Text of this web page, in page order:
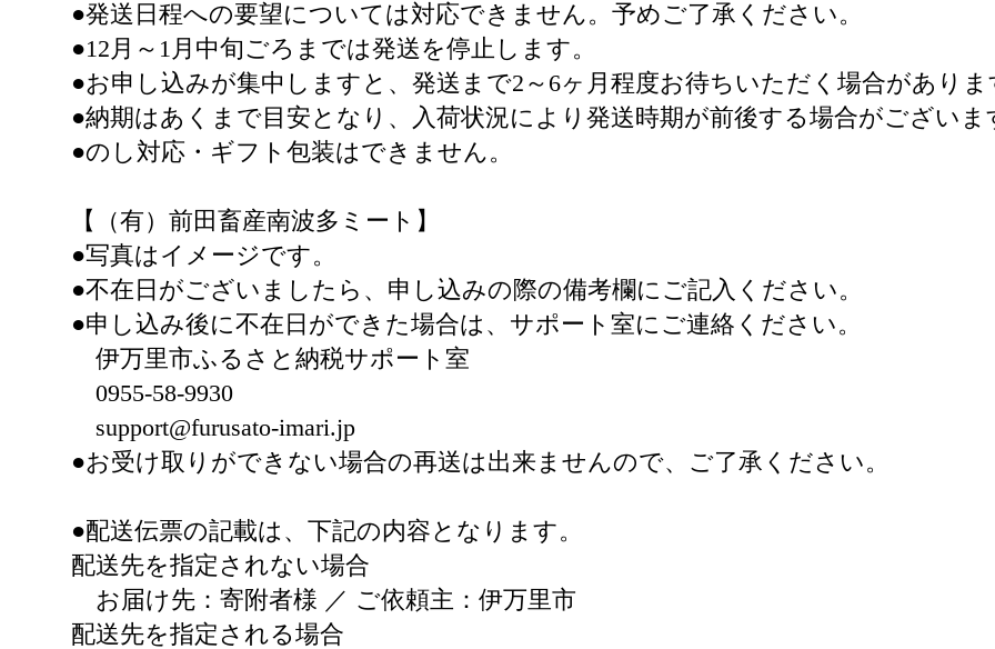
●発送日程への要望については対応できません。予めご了承ください。
●12月～1月中旬ごろまでは発送を停止します。
●お申し込みが集中しますと、発送まで2～6ヶ月程度お待ちいただく場合がありま
●納期はあくまで目安となり、入荷状況により発送時期が前後する場合がございま
●のし対応・ギフト包装はできません。
【（有）前田畜産南波多ミート】
●写真はイメージです。
●不在日がございましたら、申し込みの際の備考欄にご記入ください。
●申し込み後に不在日ができた場合は、サポート室にご連絡ください。
伊万里市ふるさと納税サポート室
0955-58-9930
support@furusato-imari.jp
●お受け取りができない場合の再送は出来ませんので、ご了承ください。
●配送伝票の記載は、下記の内容となります。
配送先を指定されない場合
お届け先：寄附者様 ／ ご依頼主：伊万里市
配送先を指定される場合